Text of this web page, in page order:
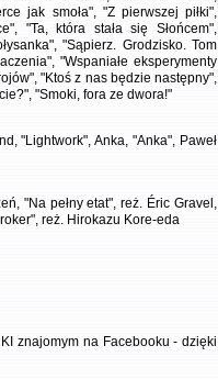
jak smoła", "Z pierwszej piłki",
"Ta, która stała się Słońcem",
"Sąpierz. Grodzisko. Tom
"Wspaniałe eksperymenty
"Ktoś z nas będzie następny",
"Smoki, fora ze dwora!"
"Lightwork", Anka, "Anka", Paweł
"Na pełny etat", reż. Éric Gravel,
reż. Hirokazu Kore-eda
znajomym na Facebooku - dzięki